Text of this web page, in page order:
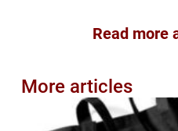
Read more
More articles